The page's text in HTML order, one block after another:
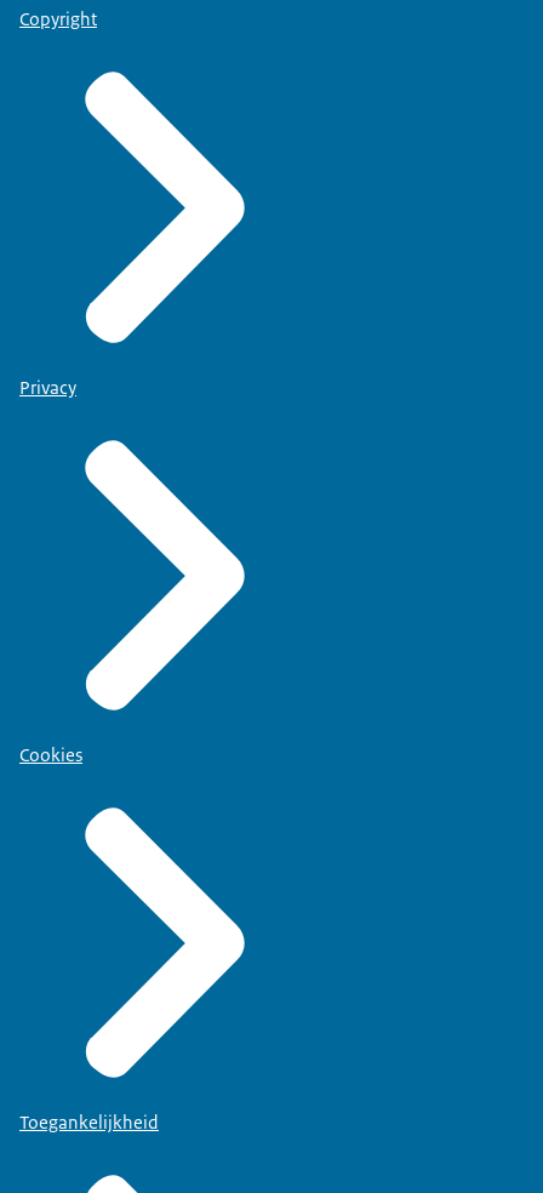
Copyright
Privacy
Cookies
Toegankelijkheid